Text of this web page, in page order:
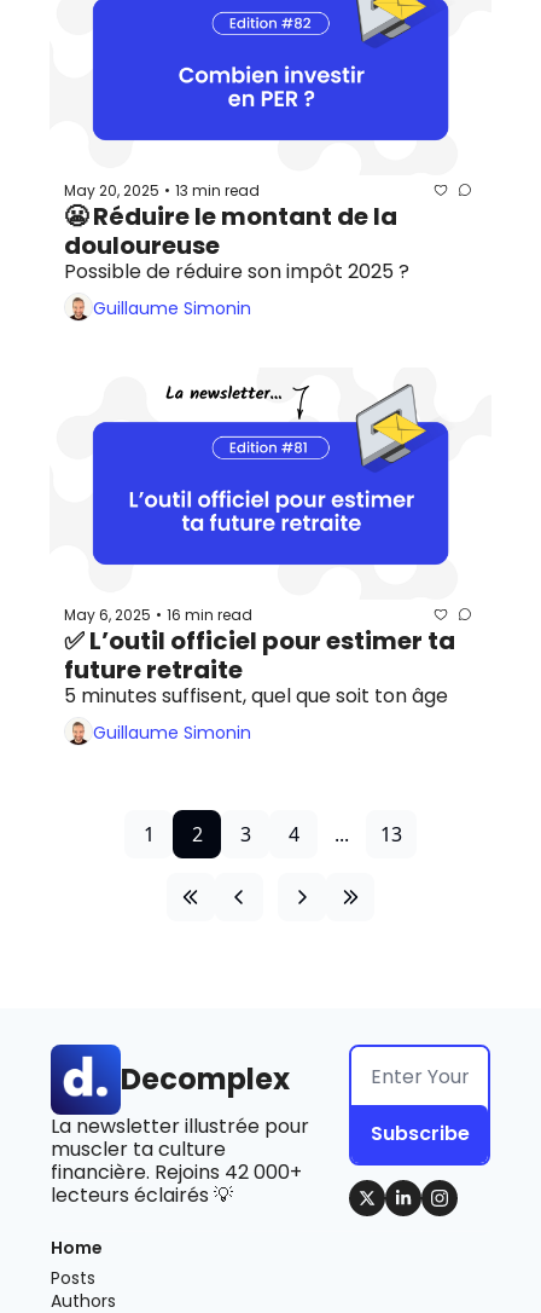
May 20, 2025 • 13 min read
😬 Réduire le montant de la
douloureuse
Possible de réduire son impôt 2025 ?
Guillaume Simonin
May 6, 2025 • 16 min read
✅ L’outil officiel pour estimer ta
future retraite
5 minutes suffisent, quel que soit ton âge
Guillaume Simonin
1 2 3 4 ... 13
Decomplex
La newsletter illustrée pour
muscler ta culture
financière. Rejoins 42 000+
lecteurs éclairés 💡
Subscribe
Home
Posts
Authors